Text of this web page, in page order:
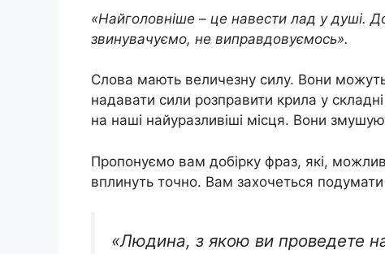
«Найголовніше – це навести лад у душі.
звинувачуємо, не виправдовуємось».
Слова мають величезну силу. Вони
надавати сили розправити крила у
на наші найуразливіші місця. Вони
Пропонуємо вам добірку фраз, які,
вплинуть точно. Вам захочеться
«Людина, з якою ви проведете